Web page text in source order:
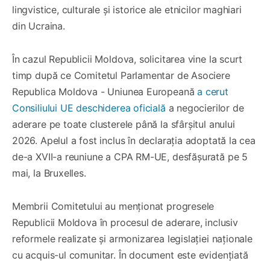
lingvistice, culturale și istorice ale etnicilor maghiari
din Ucraina.
În cazul Republicii Moldova, solicitarea vine la scurt
timp după ce Comitetul Parlamentar de Asociere
Republica Moldova - Uniunea Europeanăa cerut
Consiliului UE deschiderea oficială a negocierilor de
aderare pe toate clusterele până la sfârșitul anului
2026. Apelul a fost inclus în declarația adoptată la cea
de-a XVII-a reuniune a CPA RM-UE, desfășurată pe 5
mai, la Bruxelles.
Membrii Comitetului au menționat progresele
Republicii Moldova în procesul de aderare, inclusiv
reformele realizate și armonizarea legislației naționale
cu acquis-ul comunitar. În document este evidențiată